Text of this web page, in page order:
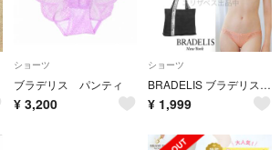
ショーツ
ブラデリス パンティ
¥ 3,200
ショーツ
BRADELIS ブラデリス タンガ エコバッグ Tバック レース ピンク M
¥ 1,999